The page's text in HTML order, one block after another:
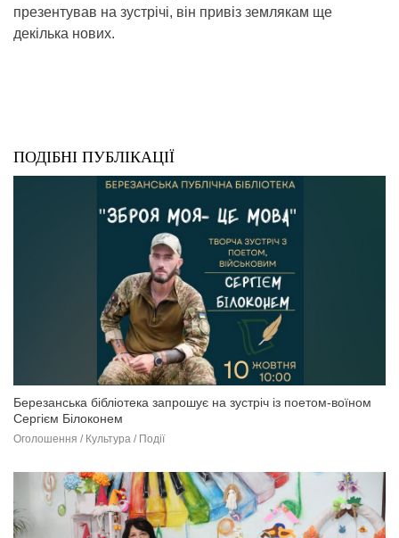
презентував на зустрічі, він привіз землякам ще
декілька нових.
ПОДІБНІ ПУБЛІКАЦІЇ
Березанська бібліотека запрошує на зустріч із поетом-воїном
Сергієм Білоконем
Оголошення / Культура / Події